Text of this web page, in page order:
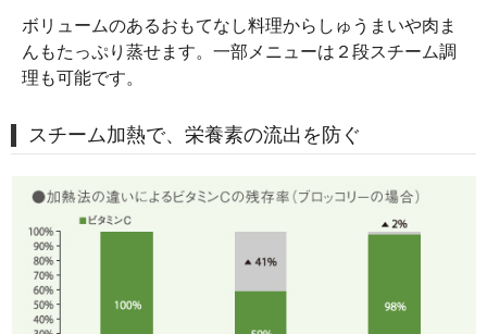
ボリュームのあるおもてなし料理からしゅうまいや肉ま
んもたっぷり蒸せます。一部メニューは２段スチーム調
理も可能です。
スチーム加熱で、栄養素の流出を防ぐ